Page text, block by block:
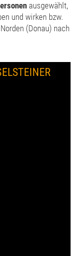
ausgewählt,
und wirken bzw.
(Donau) nach